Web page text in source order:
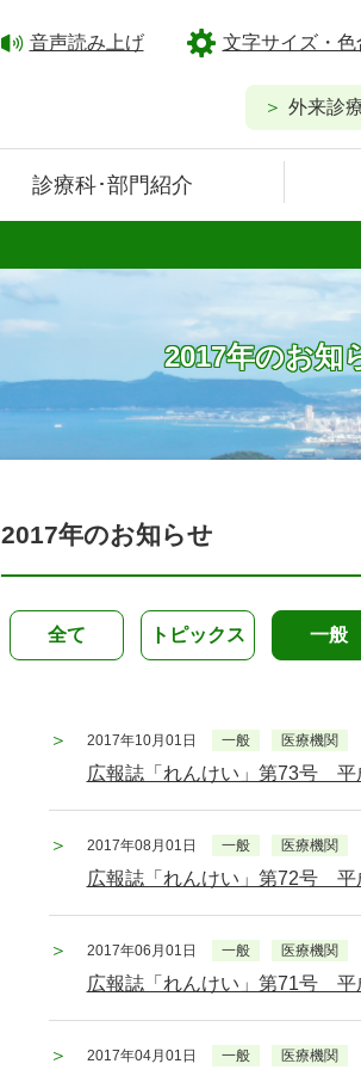
音声読み上げ 文字サイズ・色
外来診
診療科･部門紹介
2017年のお知
2017年のお知らせ
全て トピックス 一般
2017年10月01日 一般 医療機関
広報誌「れんけい」第73号 平
2017年08月01日 一般 医療機関
広報誌「れんけい」第72号 平
2017年06月01日 一般 医療機関
広報誌「れんけい」第71号 平
2017年04月01日 一般 医療機関